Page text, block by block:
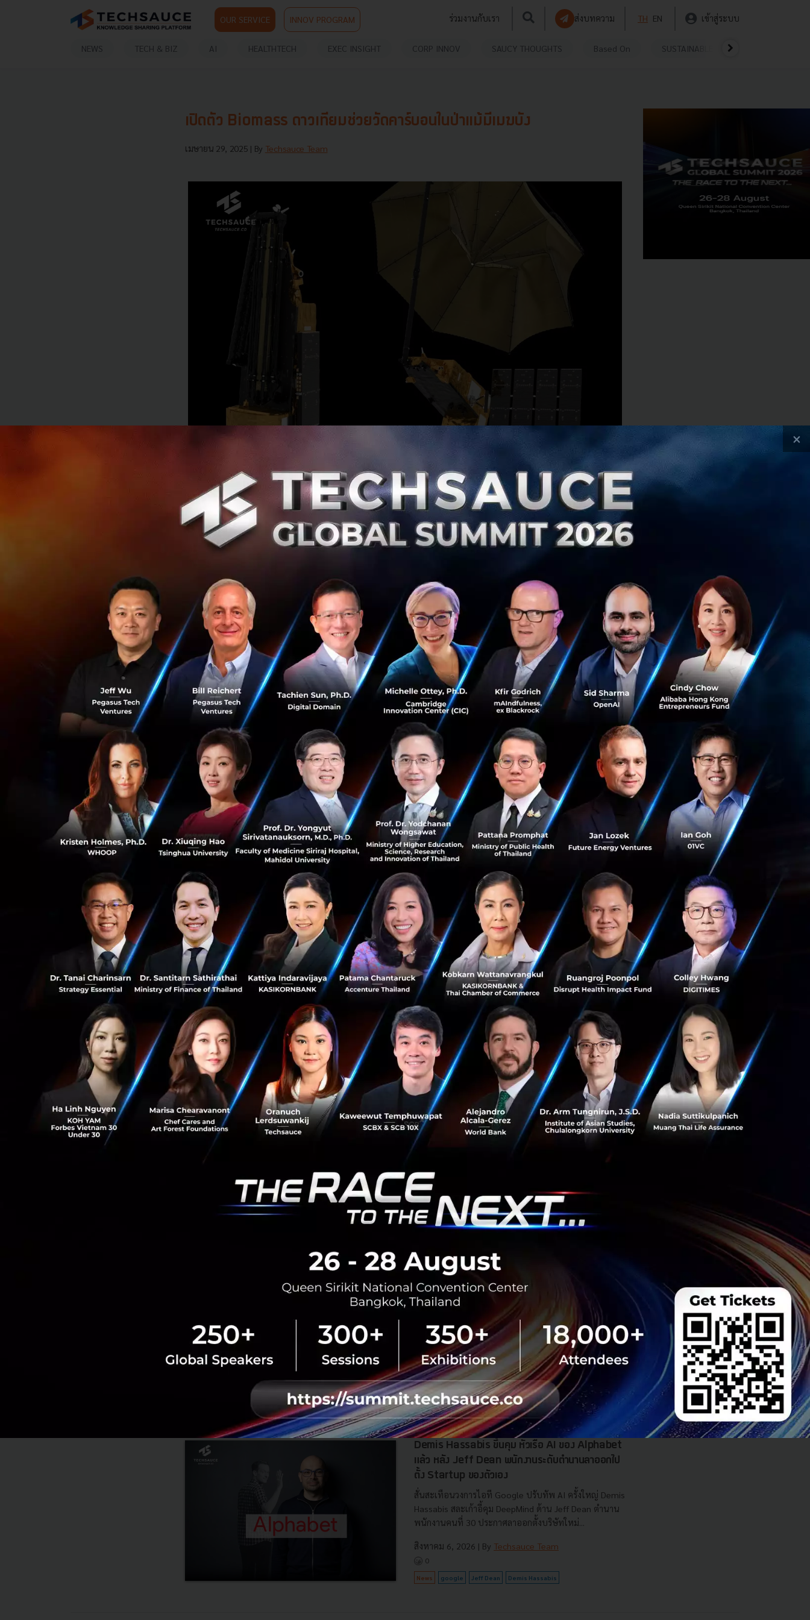
OUR SERVICE INNOV PROGRAM ร่วมงานกับเรา ส่งบทความ TH EN เข้าสู่ระบบ
NEWS TECH & BIZ AI HEALTHTECH EXEC INSIGHT CORP INNOV SAUCY THOUGHTS Based On SUSTAINABLE
0
4
เปิดตัว Biomass ดาวเทียมช่วยวัดคาร์บอนในป่าแม้มีเมฆบัง
เมษายน 29, 2025 | By Techsauce Team
อีกหนึ่งก้าวสำคัญในการต่อสู้กับภาวะโลกร้อน เมื่อองค์การอวกาศยุโรป (ESA) เตรียมส่งดาวเทียมใหม่
ชื่อ Biomass ขึ้นสู่อวกาศในวันอังคารนี้
ดาวเทียม Biomass ถูกออกแบบมาเพื่อภารกิจสำคัญ นั่นคือการ 'มองทะลุเมฆและยอดต้นไม้'เพื่อวัด
การชะลอการเปลี่ยนแปลงภูมิอากาศ
ที่ผ่านมาแม้ว่าจะมีความพยายามในการวัดปริมาณคาร์บอนในป่าไม้ แต่ก็เต็มไปด้วยข้อจำกัด เพราะ
เรามักมองเห็นแค่ยอดไม้ ไม่สามารถเจาะลึกไปถึงกิ่งและลำต้นได้ โดยเฉพาะในเขตร้อนที่มีเมฆหนา
ทำให้การสำรวจด้วยดาวเทียมทั่วไปเป็นไปได้ยาก
Biomassจึงถูกสร้างขึ้นมาเพื่อตอบโจทย์นี้โดยเฉพาะ โดยการติดตั้งเสาอากาศขนาดใหญ่ถึง 12 เมตร
ที่กางออกได้เหมือน "ร่มอวกาศ" และใช้เรดาร์คลื่นยาวพิเศษที่สามารถมองทะลุยอดไม้และเมฆหนาได้
ลงลึกถึงเนื้อไม้และโครงสร้างภายในต้นไม้ เหมือนกับการทำ CT Scan ป่าไม้ทั้งผืน ข้อมูลที่ได้จะช่วย
ให้นักวิทยาศาสตร์สามารถสร้างแผนที่คาร์บอนในป่าไม้ได้แบบละเอียดเป็นครั้งแรก พร้อมติดตามการ
เปลี่ยนแปลง เช่น การตัดไม้ทำลายป่า ได้แม่นยำและสม่ำเสมอกว่าที่เคยทำได้
Dr. Ralph Cordey จากบริษัท Airbus ผู้ร่วมพัฒนา Biomass บอกว่า
นี่คือก้าวสำคัญที่จะช่วยให้เรา
เข้าใจบทบาทของป่าไม้ได้ลึกซึ้งยิ่งขึ้น ไม่ใช่แค่มองเห็น แต่ยังสามารถ "ชั่งน้ำหนัก" คาร์บอนที่ต้นไม้
เก็บไว้ได้จริง
หากการปล่อยดาวเทียมเป็นไปอย่างราบรื่น ภายใน 6 เดือนเราจะได้เห็นแผนที่คาร์บอนฉบับแรกของ
โลก และ Biomass จะทำหน้าที่สแกนโลกใบนี้ต่อเนื่องไปอีก 5 ปี ในยุคที่ป่าไม้ถูกคุกคาม และโลกร้อน
ขึ้นทุกวัน เทคโนโลยีแบบนี้คือเครื่องมือสำคัญที่ช่วยให้มนุษย์มีโอกาสจัดการกับวิกฤตนี้ได้อย่างมีข้อมูล
และแม่นยำมากยิ่งขึ้น
อ้างอิง:bbc
News biomass คาร์บอน ดาวเทียม
No comment
RELATED ARTICLE
3 เรื่องที่ประเทศไทยต้อง Focus สร้างคน–
นวัตกรรม–ปฏิรูประบบราชการ เพื่อยกระดับขีดความ
สามารถประเทศ
รับมือระเบียบโลกใหม่” ในงาน The INTANIA Forum...
สิงหาคม 6, 2026| ByTechsauce Team
0
BOI รื้อเกณฑ์ Data Center ชู 4 มิติดันไทยสู่ฮับ AI
ยั่งยืน คุมเข้มใช้พลังงาน ทรัพยากรน้ำ พร้อมตอบโจทย์
ชาติ และการจ้างงานไทย
บีโอไอขานรับระเบียบใหม่คุมดาต้าเซ็นเตอร์ตามมติ ครม.
เดินหน้ายกเครื่องเกณฑ์คัดกรองโครงการด้วย 4 มิติ พร้อม
เปิดข้อมูล 42 โครงการ ลงทุนรวม 7.5 แสนล้านบาท
ครอบคลุมประโยชน์ต่อประเทศ พลั...
สิงหาคม 6, 2026| ByTechsauce Team
0
News AI BOI Cloud Data Center
Demis Hassabis ขึ้นคุม หัวเรือ AI ของ Alphabet
แล้ว หลัง Jeff Dean พนักงานระดับตำนานลาออกไป
ตั้ง Startup ของตัวเอง
สั่นสะเทือนวงการไอที Google ปรับทัพ AI ครั้งใหญ่ Demis
Hassabis สละเก้าอี้คุม DeepMind ด้าน Jeff Dean ตำนาน
พนักงานคนที่ 30 ประกาศลาออกตั้งบริษัทใหม่...
สิงหาคม 6, 2026 | By Techsauce Team
0
News google Jeff Dean Demis Hassabis
×